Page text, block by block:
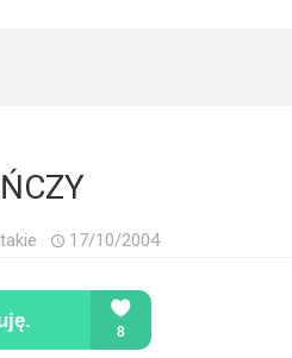
17/10/2004